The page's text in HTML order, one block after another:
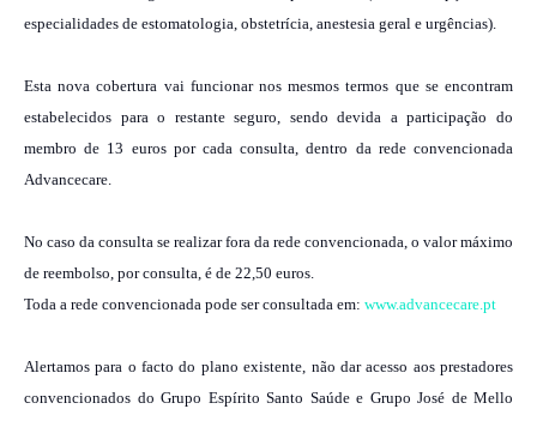
especialidades de estomatologia, obstetrícia, anestesia geral e urgências).
Esta nova cobertura vai funcionar nos mesmos termos que se encontram
estabelecidos para o restante seguro, sendo devida a participação do
membro de 13 euros por cada consulta, dentro da rede convencionada
Advancecare.
No caso da consulta se realizar fora da rede convencionada, o valor máximo
de reembolso, por consulta, é de 22,50 euros.
Toda a rede convencionada pode ser consultada em: www.advancecare.pt
Alertamos para o facto do plano existente, não dar acesso aos prestadores
convencionados do Grupo Espírito Santo Saúde e Grupo José de Mello